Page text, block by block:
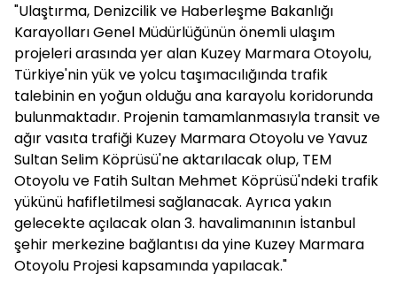
"Ulaştırma, Denizcilik ve Haberleşme Bakanlığı
Karayolları Genel Müdürlüğünün önemli ulaşım
projeleri arasında yer alan Kuzey Marmara Otoyolu,
Türkiye'nin yük ve yolcu taşımacılığında trafik
talebinin en yoğun olduğu ana karayolu koridorunda
bulunmaktadır. Projenin tamamlanmasıyla transit ve
ağır vasıta trafiği Kuzey Marmara Otoyolu ve Yavuz
Sultan Selim Köprüsü'ne aktarılacak olup, TEM
Otoyolu ve Fatih Sultan Mehmet Köprüsü'ndeki trafik
yükünü hafifletilmesi sağlanacak. Ayrıca yakın
gelecekte açılacak olan 3. havalimanının İstanbul
şehir merkezine bağlantısı da yine Kuzey Marmara
Otoyolu Projesi kapsamında yapılacak."